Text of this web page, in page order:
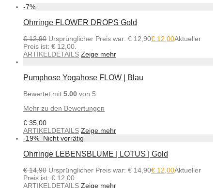
-7%
Ohrringe FLOWER DROPS Gold
€12,90 Ursprünglicher Preis war: € 12,90€ 12,00Aktueller
Preis ist: € 12,00.
ARTIKELDETAILS Zeige mehr
Pumphose Yogahose FLOW | Blau
Bewertet mit 5.00 von 5
Mehr zu den Bewertungen
€ 35,00
ARTIKELDETAILS Zeige mehr
-19%
Ohrringe LEBENSBLUME | LOTUS | Gold
€14,90 Ursprünglicher Preis war: € 14,90€ 12,00Aktueller
Preis ist: € 12,00.
ARTIKELDETAILS Zeige mehr